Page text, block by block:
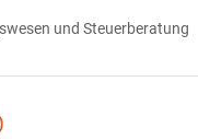
und Steuerberatung